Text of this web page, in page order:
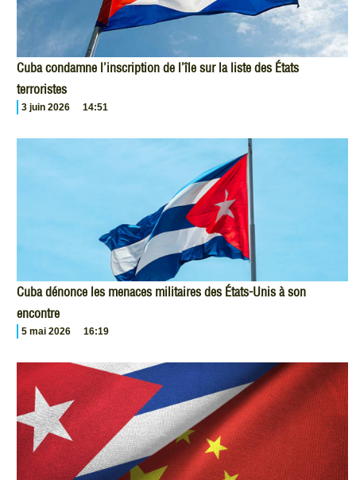
Cuba condamne l’inscription de l’île sur la liste des États
terroristes
3 juin 2026 14:51
Cuba dénonce les menaces militaires des États-Unis à son
encontre
5 mai 2026 16:19